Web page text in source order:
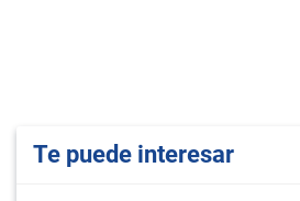
Te puede interesar